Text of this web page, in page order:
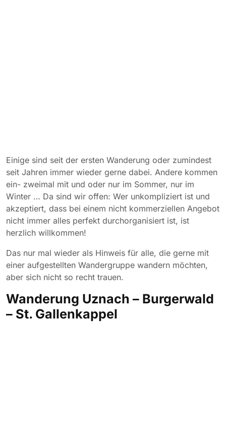
Einige sind seit der ersten Wanderung oder zumindest
seit Jahren immer wieder gerne dabei. Andere kommen
ein- zweimal mit und oder nur im Sommer, nur im
Winter … Da sind wir offen: Wer unkompliziert ist und
akzeptiert, dass bei einem nicht kommerziellen Angebot
nicht immer alles perfekt durchorganisiert ist, ist
herzlich willkommen!
Das nur mal wieder als Hinweis für alle, die gerne mit
einer aufgestellten Wandergruppe wandern möchten,
aber sich nicht so recht trauen.
Wanderung Uznach – Burgerwald
– St. Gallenkappel